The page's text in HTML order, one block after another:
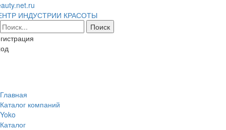
ИНДУСТРИИ КРАСОТЫ
Главная
Каталог компаний
Yoko
Каталог